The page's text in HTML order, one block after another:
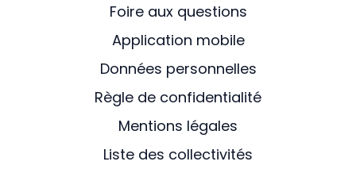
Foire aux questions
Application mobile
Données personnelles
Règle de confidentialité
Mentions légales
Liste des collectivités